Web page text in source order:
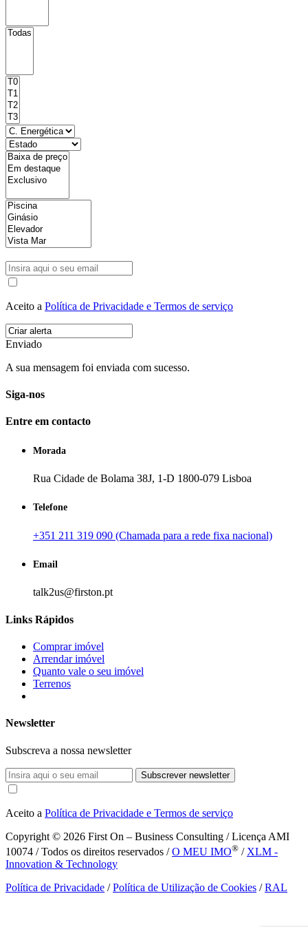
Aceito a Política de Privacidade e Termos de serviço
Enviado
A sua mensagem foi enviada com sucesso.
Siga-nos
Entre em contacto
Morada
Rua Cidade de Bolama 38J, 1-D 1800-079 Lisboa
Telefone
+351 211 319 090 (Chamada para a rede fixa nacional)
Email
talk2us@firston.pt
Links Rápidos
Comprar imóvel
Arrendar imóvel
Quanto vale o seu imóvel
Terrenos
Newsletter
Subscreva a nossa newsletter
Subscrever newsletter
Aceito a Política de Privacidade e Termos de serviço
Copyright © 2026 First On – Business Consulting / Licença AMI
10074 / Todos os direitos reservados /O MEU IMO® / XLM -
Innovation & Technology
Política de Privacidade /Política de Utilização de Cookies /RAL